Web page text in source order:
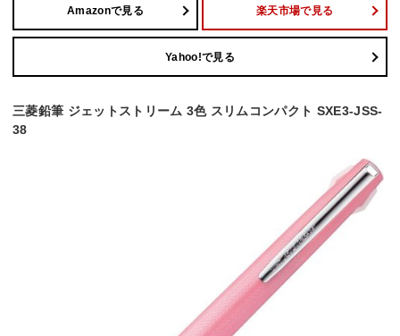
Amazonで見る 楽天市場で見る
Yahoo!で見る
三菱鉛筆 ジェットストリーム 3色 スリムコンパクト SXE3-JSS-
38